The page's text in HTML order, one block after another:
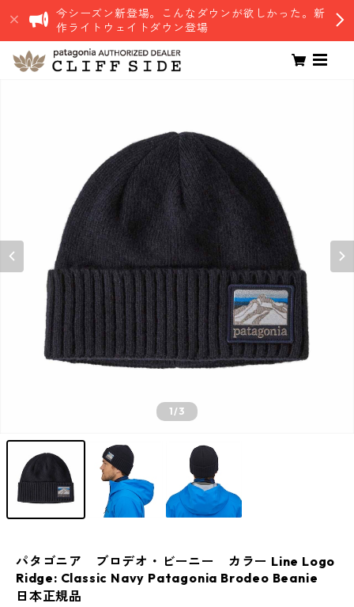
今シーズン新登場。こんなダウンが欲しかった。新
作ライトウェイトダウン登場
1/3
パタゴニア ブロデオ・ビーニー カラー Line Logo
Ridge: Classic Navy Patagonia Brodeo Beanie
日本正規品